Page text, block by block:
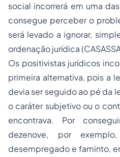
social incorrerá em uma
consegue perceber o
será levado a ignorar,
ordenação jurídica
Os positivistas jurídicos
primeira alternativa, pois a
devia ser seguido ao pé da
o caráter subjetivo ou o
encontrava. Por
dezenove, por
desempregado e faminto,